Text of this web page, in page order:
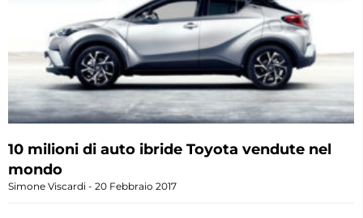
10 milioni di auto ibride Toyota vendute nel
mondo
Simone Viscardi 20 Febbraio 2017